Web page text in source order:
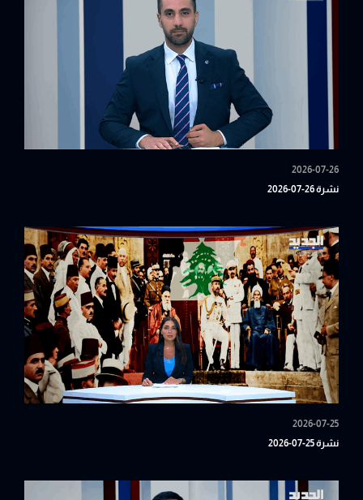
2026-07-26
نشرة 26-07-2026
2026-07-25
نشرة 25-07-2026